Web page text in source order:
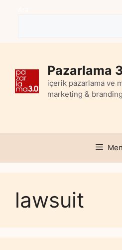
Pazarlama
içerik pazarlama ve
marketing & branding
lawsuit